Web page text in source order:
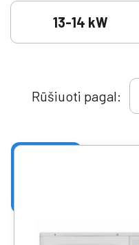
13-14 kW
Rūšiuoti pagal: